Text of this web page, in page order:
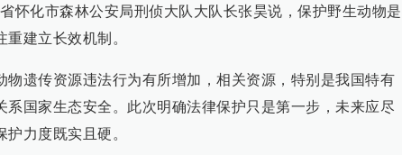
怀化市森林公安局刑侦大队大队长张昊说，保护野生动物是
建立长效机制。
物遗传资源违法行为有所增加，相关资源，特别是我国特有
系国家生态安全。此次明确法律保护只是第一步，未来应尽
力度既实且硬。